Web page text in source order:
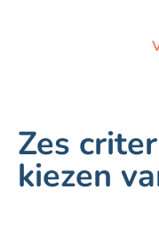
Zes
kiezen